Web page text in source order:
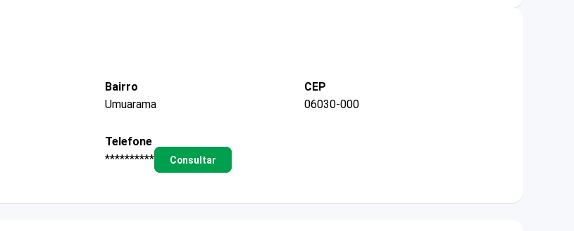
Bairro
Umuarama
CEP
06030-000
Telefone
**********
Consultar